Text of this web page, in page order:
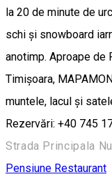
la 20 de minute de
schi și snowboard
anotimp. Aproape de
Timișoara,
muntele, lacul și
Rezervări: +40 745
Strada Principala
Pensiune Restaurant